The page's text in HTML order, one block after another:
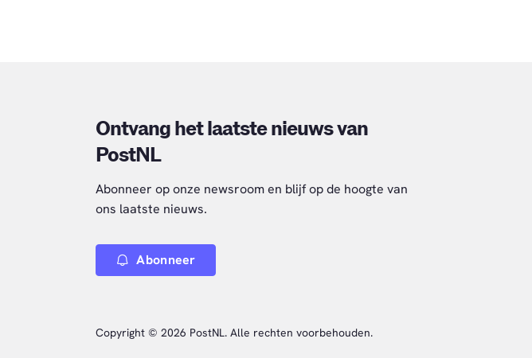
Ontvang het laatste nieuws van
PostNL
Abonneer op onze newsroom en blijf op de hoogte van
ons laatste nieuws.
Abonneer
Copyright © 2026 PostNL. Alle rechten voorbehouden.